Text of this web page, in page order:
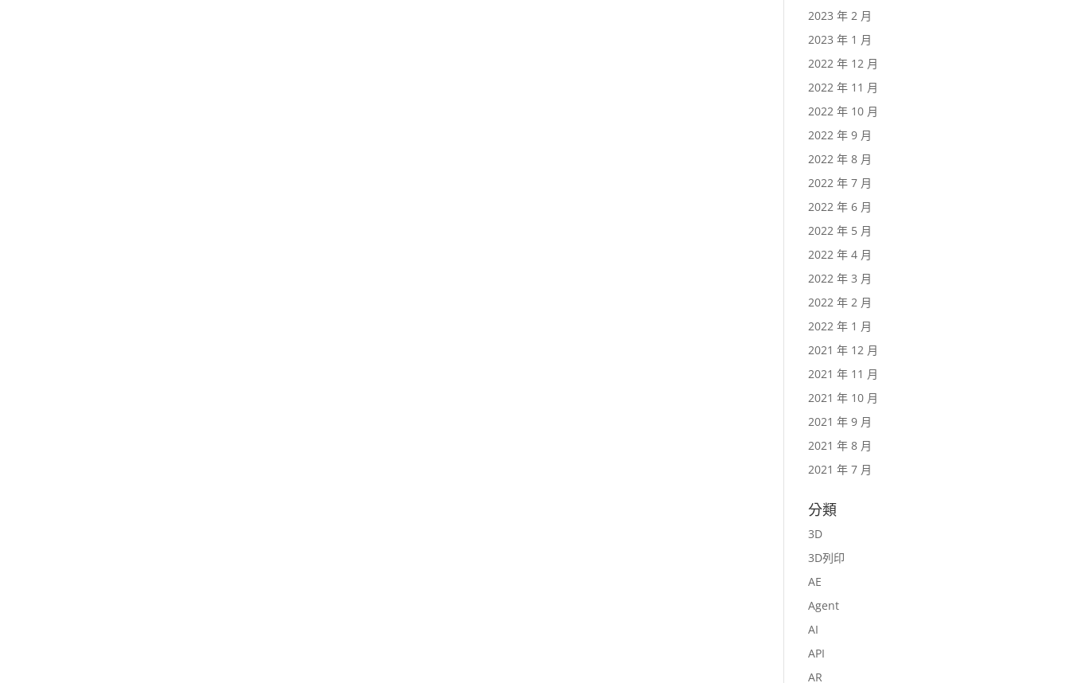
2023 年 2 月
2023 年 1 月
2022 年 12 月
2022 年 11 月
2022 年 10 月
2022 年 9 月
2022 年 8 月
2022 年 7 月
2022 年 6 月
2022 年 5 月
2022 年 4 月
2022 年 3 月
2022 年 2 月
2022 年 1 月
2021 年 12 月
2021 年 11 月
2021 年 10 月
2021 年 9 月
2021 年 8 月
2021 年 7 月
分類
3D
3D列印
AE
Agent
AI
API
AR